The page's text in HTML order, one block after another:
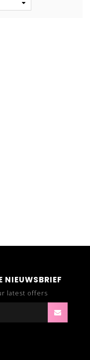
NIEUWSBRIEF
latest offers